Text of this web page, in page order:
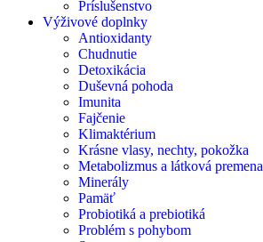
Príslušenstvo
Výživové doplnky
Antioxidanty
Chudnutie
Detoxikácia
Duševná pohoda
Imunita
Fajčenie
Klimaktérium
Krásne vlasy, nechty, pokožka
Metabolizmus a látková premena
Minerály
Pamäť
Probiotiká a prebiotiká
Problém s pohybom